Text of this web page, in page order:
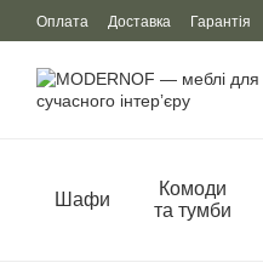
Перейти до основного
Оплата Доставка Гарантія
Шафи
Комоди
та тумби